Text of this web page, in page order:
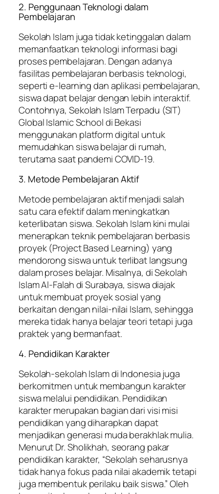
2. Penggunaan Teknologi dalam
Pembelajaran
Sekolah Islam juga tidak ketinggalan dalam
memanfaatkan teknologi informasi bagi
proses pembelajaran. Dengan adanya
fasilitas pembelajaran berbasis teknologi,
seperti e-learning dan aplikasi pembelajaran,
siswa dapat belajar dengan lebih interaktif.
Contohnya, Sekolah Islam Terpadu (SIT)
Global Islamic School di Bekasi
menggunakan platform digital untuk
memudahkan siswa belajar di rumah,
terutama saat pandemi COVID-19.
3. Metode Pembelajaran Aktif
Metode pembelajaran aktif menjadi salah
satu cara efektif dalam meningkatkan
keterlibatan siswa. Sekolah Islam kini mulai
menerapkan teknik pembelajaran berbasis
proyek (Project Based Learning) yang
mendorong siswa untuk terlibat langsung
dalam proses belajar. Misalnya, di Sekolah
Islam Al-Falah di Surabaya, siswa diajak
untuk membuat proyek sosial yang
berkaitan dengan nilai-nilai Islam, sehingga
mereka tidak hanya belajar teori tetapi juga
praktek yang bermanfaat.
4. Pendidikan Karakter
Sekolah-sekolah Islam di Indonesia juga
berkomitmen untuk membangun karakter
siswa melalui pendidikan. Pendidikan
karakter merupakan bagian dari visi misi
pendidikan yang diharapkan dapat
menjadikan generasi muda berakhlak mulia.
Menurut Dr. Sholikhah, seorang pakar
pendidikan karakter, “Sekolah seharusnya
tidak hanya fokus pada nilai akademik tetapi
juga membentuk perilaku baik siswa.” Oleh